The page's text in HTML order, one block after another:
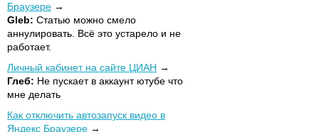
Браузере
Gleb: Статью можно смело
аннулировать. Всё это устарело и не
работает.
Личный кабинет на сайте ЦИАН
Глеб: Не пускает в аккаунт ютубе что
мне делать
Как отключить автозапуск видео в
Яндекс Браузере